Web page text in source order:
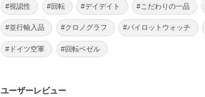
#視認性 #回転 #デイデイト #こだわりの一品
#並行輸入品 #クロノグラフ #パイロットウォッチ
#ドイツ空軍 #回転ベゼル
ユーザーレビュー